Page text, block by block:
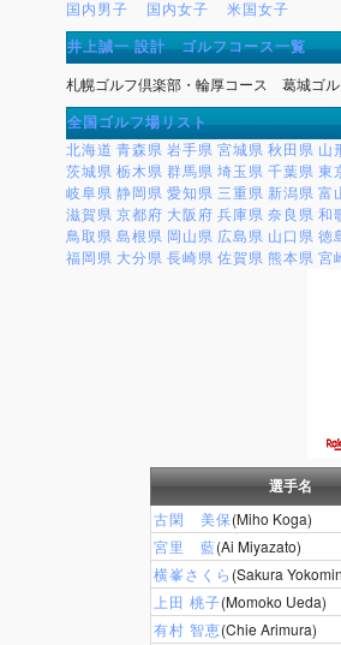
国内男子 国内女子 米国女子
井上誠一 設計 ゴルフコース一覧
札幌ゴルフ倶楽部・輪厚コース 葛城ゴ
全国ゴルフ場リスト
北海道 青森県 岩手県 宮城県 秋田県 山
茨城県 栃木県 群馬県 埼玉県 千葉県 東
岐阜県 静岡県 愛知県 三重県 新潟県 富
滋賀県 京都府 大阪府 兵庫県 奈良県 和
鳥取県 島根県 岡山県 広島県 山口県 徳
福岡県 大分県 長崎県 佐賀県 熊本県 宮
選手名
古閑 美保(Miho Koga)
宮里 藍(Ai Miyazato)
横峯さくら (Sakura
上田 桃子(Momoko Ueda)
有村 智恵(Chie Arimura)